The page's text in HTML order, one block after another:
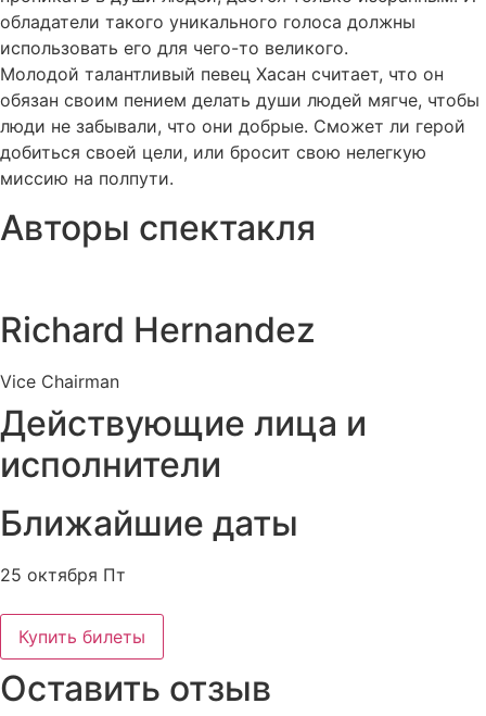
обладатели такого уникального голоса должны
использовать его для чего-то великого.
Молодой талантливый певец Хасан считает, что он
обязан своим пением делать души людей мягче, чтобы
люди не забывали, что они добрые. Сможет ли герой
добиться своей цели, или бросит свою нелегкую
миссию на полпути.
Авторы спектакля
Richard Hernandez
Vice Chairman
Действующие лица и
исполнители
Ближайшие даты
25 октября Пт
Купить билеты
Оставить отзыв